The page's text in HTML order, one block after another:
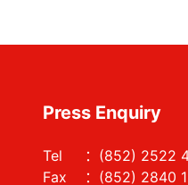
Press Enquiry
Tel ：(852) 2522
Fax ：(852) 2840